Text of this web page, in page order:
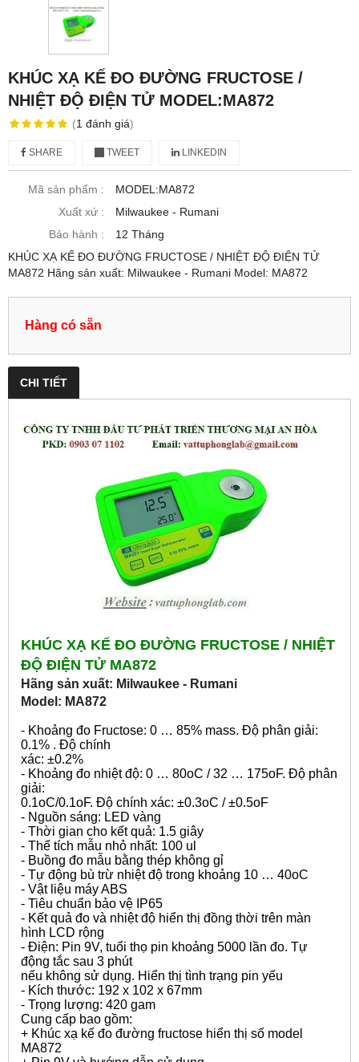
KHÚC XẠ KẾ ĐO ĐƯỜNG FRUCTOSE /
NHIỆT ĐỘ ĐIỆN TỬ MODEL:MA872
(1 đánh giá)
SHARE TWEET LINKEDIN
Mã sản phẩm :
MODEL:MA872
Xuất xứ :
Milwaukee - Rumani
Bảo hành :
12 Tháng
KHÚC XẠ KẾ ĐO ĐƯỜNG FRUCTOSE / NHIỆT ĐỘ ĐIỆN TỬ
MA872 Hãng sản xuất: Milwaukee - Rumani Model: MA872
Hàng có sẵn
CHI TIẾT
KHÚC XẠ KẾ ĐO ĐƯỜNG FRUCTOSE / NHIỆT
ĐỘ ĐIỆN TỬ MA872
Hãng sản xuất: Milwaukee - Rumani
Model: MA872
- Khoảng đo Fructose: 0 … 85% mass. Độ phân giải:
0.1% . Độ chính
xác: ±0.2%
- Khoảng đo nhiệt độ: 0 … 80oC / 32 … 175oF. Độ phân
giải:
0.1oC/0.1oF. Độ chính xác: ±0.3oC / ±0.5oF
- Nguồn sáng: LED vàng
- Thời gian cho kết quả: 1.5 giây
- Thể tích mẫu nhỏ nhất: 100 ul
- Buồng đo mẫu bằng thép không gỉ
- Tự động bù trừ nhiệt độ trong khoảng 10 … 40oC
- Vật liệu máy ABS
- Tiêu chuẩn bảo vệ IP65
- Kết quả đo và nhiệt độ hiển thị đồng thời trên màn
hình LCD rộng
- Điện: Pin 9V, tuổi thọ pin khoảng 5000 lần đo. Tự
động tắc sau 3 phút
nếu không sử dụng. Hiển thị tình trạng pin yếu
- Kích thước: 192 x 102 x 67mm
- Trọng lượng: 420 gam
Cung cấp bao gồm:
+ Khúc xạ kế đo đường fructose hiển thị số model
MA872